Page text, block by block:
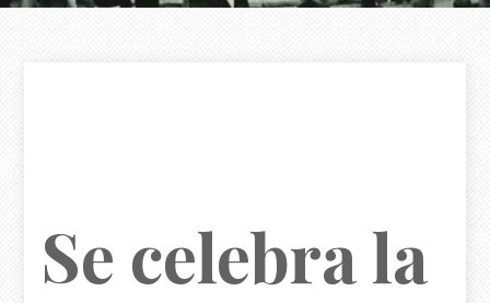
Se celebra la